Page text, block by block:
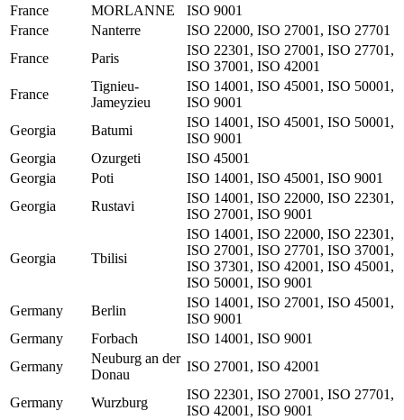
France MORLANNE
ISO 9001
France
Nanterre
ISO 22000, ISO 27001, ISO 27701
France
Paris
ISO 22301, ISO 27001, ISO 27701,
ISO 37001, ISO 42001
France
Tignieu-
Jameyzieu
ISO 14001, ISO 45001, ISO 50001,
ISO 9001
Georgia
Batumi
ISO 14001, ISO 45001, ISO 50001,
ISO 9001
Georgia
Ozurgeti
ISO 45001
Georgia
Poti
ISO 14001, ISO 45001, ISO 9001
Georgia
Rustavi
ISO 14001, ISO 22000, ISO 22301,
ISO 27001, ISO 9001
Georgia Tbilisi
ISO 14001, ISO 22000, ISO 22301,
ISO 27001, ISO 27701, ISO 37001,
ISO 37301, ISO 42001, ISO 45001,
ISO 50001, ISO 9001
Germany
Berlin
ISO 14001, ISO 27001, ISO 45001,
ISO 9001
Germany
Forbach
ISO 14001, ISO 9001
Germany
Neuburg an der
Donau
ISO 27001, ISO 42001
Germany Wurzburg
ISO 22301, ISO 27001, ISO 27701,
ISO 42001, ISO 9001